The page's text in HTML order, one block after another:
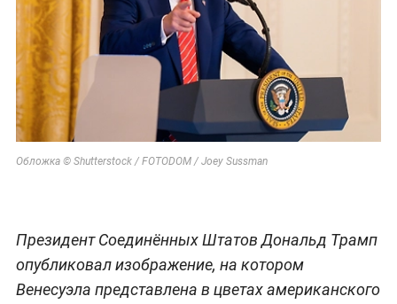
Обложка © Shutterstock / FOTODOM / Joey Sussman
Президент Соединённых Штатов Дональд Трамп
опубликовал изображение, на котором
Венесуэла представлена в цветах американского